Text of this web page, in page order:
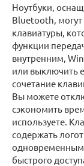
Ноутбуки,
Bluetooth,
клавиатуры,
функции
внутренним,
или выключить
сочетание
Вы можете
сэкономить
используете.
содержать
одновременным
быстрого